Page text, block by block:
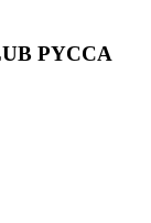
PYCCA